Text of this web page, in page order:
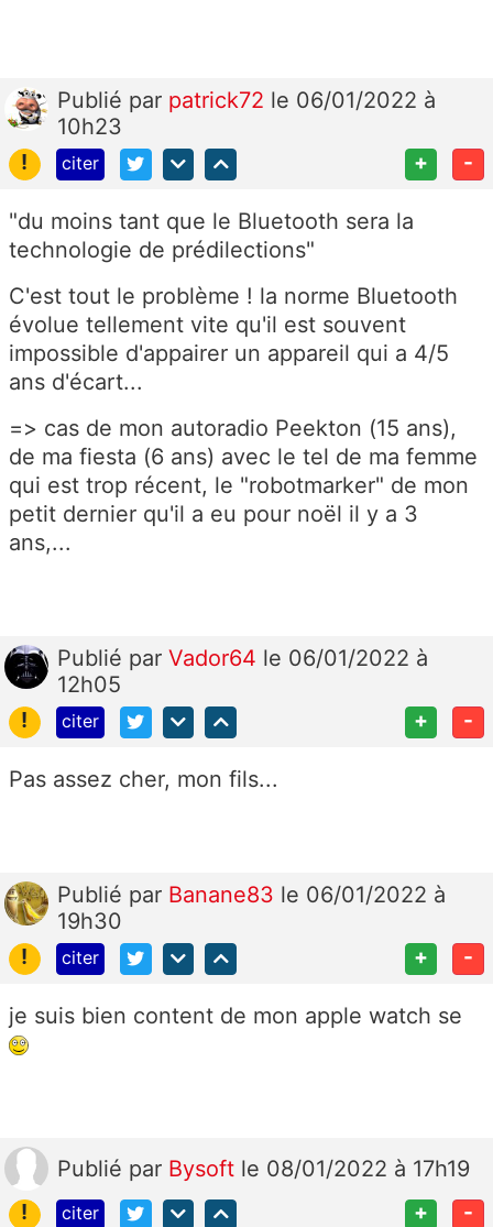
Publié par patrick72 le 06/01/2022 à
10h23
!
citer + -
"du moins tant que le Bluetooth sera la
technologie de prédilections"
C'est tout le problème ! la norme Bluetooth
évolue tellement vite qu'il est souvent
impossible d'appairer un appareil qui a 4/5
ans d'écart...
=> cas de mon autoradio Peekton (15 ans),
de ma fiesta (6 ans) avec le tel de ma femme
qui est trop récent, le "robotmarker" de mon
petit dernier qu'il a eu pour noël il y a 3
ans,...
Publié par Vador64 le 06/01/2022 à
12h05
!
citer + -
Pas assez cher, mon fils...
Publié par Banane83 le 06/01/2022 à
19h30
!
citer + -
je suis bien content de mon apple watch se
Publié par Bysoft le 08/01/2022 à 17h19
!
citer + -